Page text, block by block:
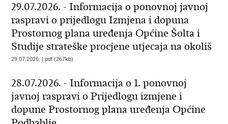
29.07.2026. - Informacija o ponovnoj javnoj
raspravi o prijedlogu Izmjena i dopuna
Prostornog plana uređenja Općine Šolta i
Studije strateške procjene utjecaja na okoliš
29.07.2026. | pdf (267kb)
28.07.2026. - Informacija o 1. ponovnoj
javnoj raspravi o Prijedlogu izmjene i
dopune Prostornog plana uređenja Općine